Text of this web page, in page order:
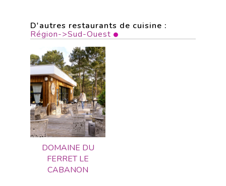
D'autres restaurants de cuisine :
Région->Sud-Ouest
DOMAINE DU
FERRET LE
CABANON